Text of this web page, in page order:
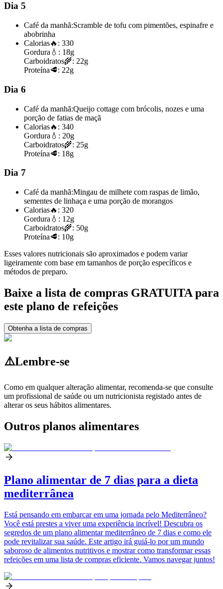
Dia 5
Café da manhã:Scramble de tofu com pimentões, espinafre e
abobrinha
Calorias🔥: 330
Gordura 💧: 18g
Carboidratos🌾: 22g
Proteína🥩: 22g
Dia 6
Café da manhã:Queijo cottage com brócolis, nozes e uma
porção de fatias de maçã
Calorias🔥: 340
Gordura 💧: 20g
Carboidratos🌾: 25g
Proteína🥩: 18g
Dia 7
Café da manhã:Mingau de milhete com raspas de limão,
sementes de linhaça e uma porção de morangos
Calorias🔥: 320
Gordura 💧: 12g
Carboidratos🌾: 50g
Proteína🥩: 10g
Esses valores nutricionais são aproximados e podem variar
ligeiramente com base em tamanhos de porção específicos e
métodos de preparo.
Baixe a lista de compras GRATUITA para
este plano de refeições
Obtenha a lista de compras
⚠️Lembre-se
Como em qualquer alteração alimentar, recomenda-se que consulte
um profissional de saúde ou um nutricionista registado antes de
alterar os seus hábitos alimentares.
Outros planos alimentares
Plano alimentar de 7 dias para a dieta
mediterrânea
Está pensando em embarcar em uma jornada pelo Mediterrâneo?
Você está prestes a viver uma experiência incrível! Descubra os
segredos de um plano alimentar mediterrâneo de 7 dias e como ele
pode revitalizar sua saúde. Este artigo irá guiá-lo por um mundo
saboroso de alimentos nutritivos e mostrar como transformar essas
refeições em uma lista de compras eficiente. Vamos navegar juntos!